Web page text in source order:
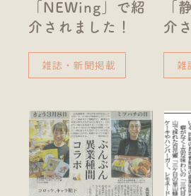
「NEWing」で紹
介されました！
雑誌・新聞掲載
「
介
雑